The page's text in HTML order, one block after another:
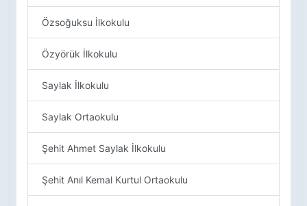
Özsoğuksu İlkokulu
Özyörük İlkokulu
Saylak İlkokulu
Saylak Ortaokulu
Şehit Ahmet Saylak İlkokulu
Şehit Anıl Kemal Kurtul Ortaokulu